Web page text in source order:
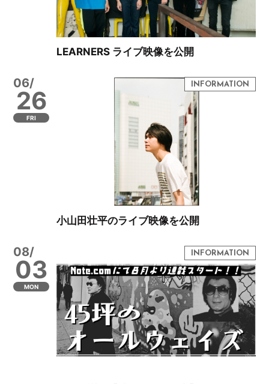
LEARNERS ライブ映像を公開
06/
26
FRI
小山田壮平のライブ映像を公開
08/
03
MON